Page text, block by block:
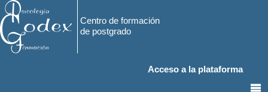
Centro de formación
de postgrado
Acceso a la plataforma